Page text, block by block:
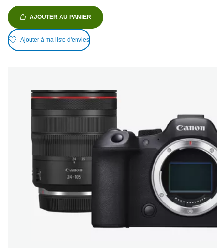
AJOUTER AU PANIER
Ajouter à ma liste d'envies